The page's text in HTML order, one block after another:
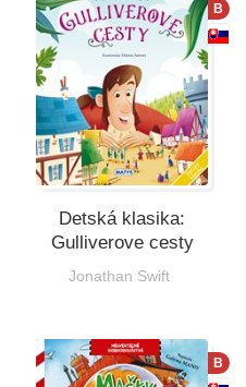
B
Detská klasika:
Gulliverove cesty
Jonathan Swift
B